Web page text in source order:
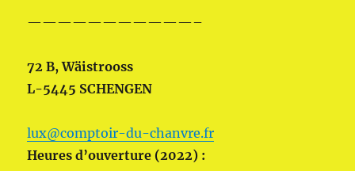
———————————–
72 B, Wäistrooss
L-5445 SCHENGEN
lux@comptoir-du-chanvre.fr
Heures d’ouverture (2022) :